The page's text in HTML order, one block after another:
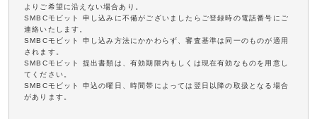
よりご希望に沿えない場合あり。
SMBCモビット 申し込みに不備がございましたらご登録時の電話番号にご
連絡いたします。
SMBCモビット 申し込み方法にかかわらず、審査基準は同一のものが適用
されます。
SMBCモビット 提出書類は、有効期限内もしくは現在有効なものを用意し
てください。
SMBCモビット 申込の曜日、時間帯によっては翌日以降の取扱となる場合
があります。